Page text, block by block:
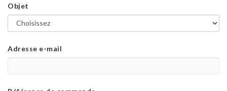
Objet
Adresse e-mail